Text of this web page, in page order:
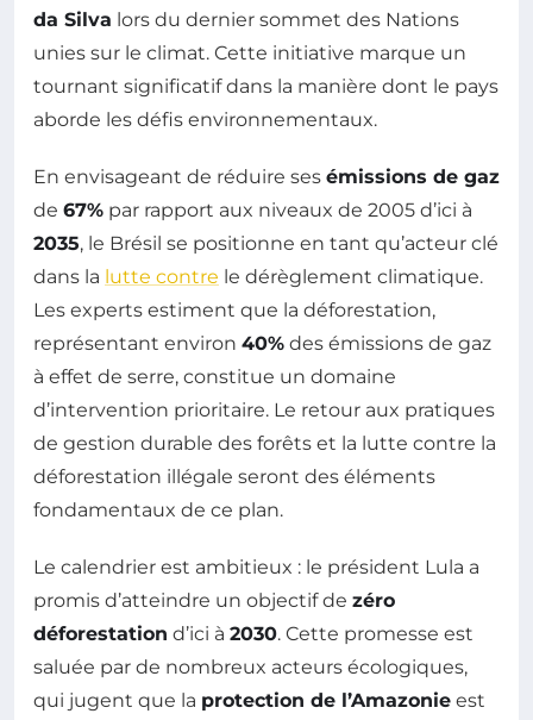
da Silva lors du dernier sommet des Nations
unies sur le climat. Cette initiative marque un
tournant significatif dans la manière dont le pays
aborde les défis environnementaux.
En envisageant de réduire ses émissions de gaz
de 67% par rapport aux niveaux de 2005 d’ici à
2035, le Brésil se positionne en tant qu’acteur clé
dans la lutte contre le dérèglement climatique.
Les experts estiment que la déforestation,
représentant environ 40% des émissions de gaz
à effet de serre, constitue un domaine
d’intervention prioritaire. Le retour aux pratiques
de gestion durable des forêts et la lutte contre la
déforestation illégale seront des éléments
fondamentaux de ce plan.
Le calendrier est ambitieux : le président Lula a
promis d’atteindre un objectif de zéro
déforestation d’ici à 2030. Cette promesse est
saluée par de nombreux acteurs écologiques,
qui jugent que la protection de l’Amazonie est